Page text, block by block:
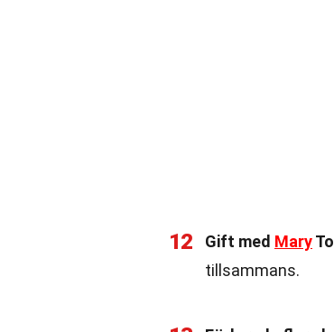
12 Gift med Mary
tillsammans.